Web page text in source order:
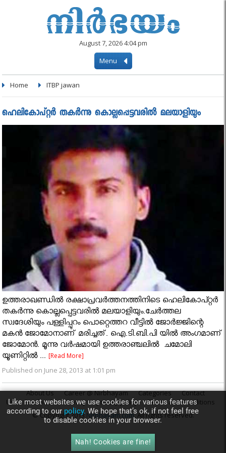
August 7, 2026 4:04 pm
Menu
Home ITBP jawan
ഹെലികോപ്റ്റര്‍ തകർന്നു കൊല്ലപ്പെട്ടവരിൽ മലയാളിയും
ഉത്തരാഖണ്ഡില്‍ രക്ഷാപ്രവര്‍ത്തനത്തിനിടെ ഹെലികോപ്റ്റര്‍
തകർന്നു കൊല്ലപ്പെട്ടവരിൽ മലയാളിയും.ചേർത്തല
സ്വദേശിയും പള്ളിപ്പുറം പൊറ്റെത്തറ വീട്ടിൽ ജോർജ്ജിന്റെ
മകൻ ജോമോനാണ് മരിച്ചത്. ഐ.ടി.ബി.പി യിൽ അംഗമാണ്
ജോമോൻ. മൂന്നു വർഷമായി ഉത്തരാഞ്ചലിൽ ചമോലി
യൂണിറ്റിൽ ...[Read More]
Published on June 28, 2013 at 1:01 pm
About Us Career @ Nirbhayam Categories
Contact
Us
Feedback Privacy privacy policy
Terms and Conditions
© Copyright 2013Nirbhayam.com. All rights reserved.
Like most websites we use cookies for various features
according to ourpolicy.We hope that’s ok, if not feel free
to disable cookies in your browser.
Nah! Cookies are fine!